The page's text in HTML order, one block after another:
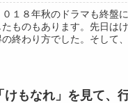
０１８年秋のドラマも終盤
たものもあります。先日は
の終わり方でした。そして
けもなれ」を見て、